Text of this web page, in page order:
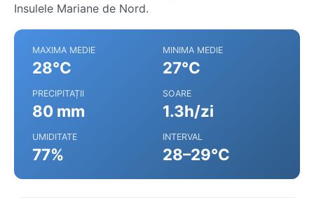
Insulele Mariane de Nord.
MAXIMA MEDIE
28°C
MINIMA MEDIE
27°C
PRECIPITAȚII
80 mm
SOARE
1.3h/zi
UMIDITATE
77%
INTERVAL
28–29°C